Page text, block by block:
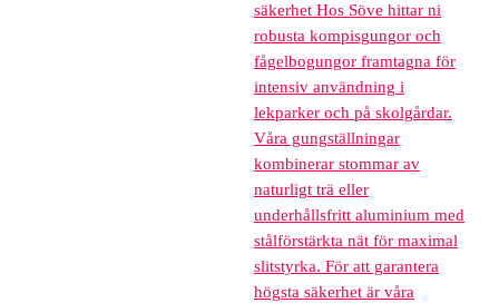
säkerhet Hos Söve hittar ni
robusta kompisgungor och
fågelbogungor framtagna för
intensiv användning i
lekparker och på skolgårdar.
Våra gungställningar
kombinerar stommar av
naturligt trä eller
underhållsfritt aluminium med
stålförstärkta nät för maximal
slitstyrka. För att garantera
högsta säkerhet är våra